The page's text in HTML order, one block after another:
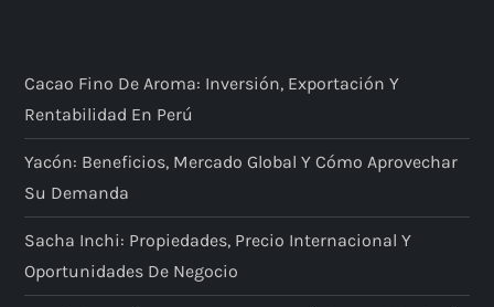
Cacao Fino De Aroma: Inversión, Exportación Y
Rentabilidad En Perú
Yacón: Beneficios, Mercado Global Y Cómo Aprovechar
Su Demanda
Sacha Inchi: Propiedades, Precio Internacional Y
Oportunidades De Negocio